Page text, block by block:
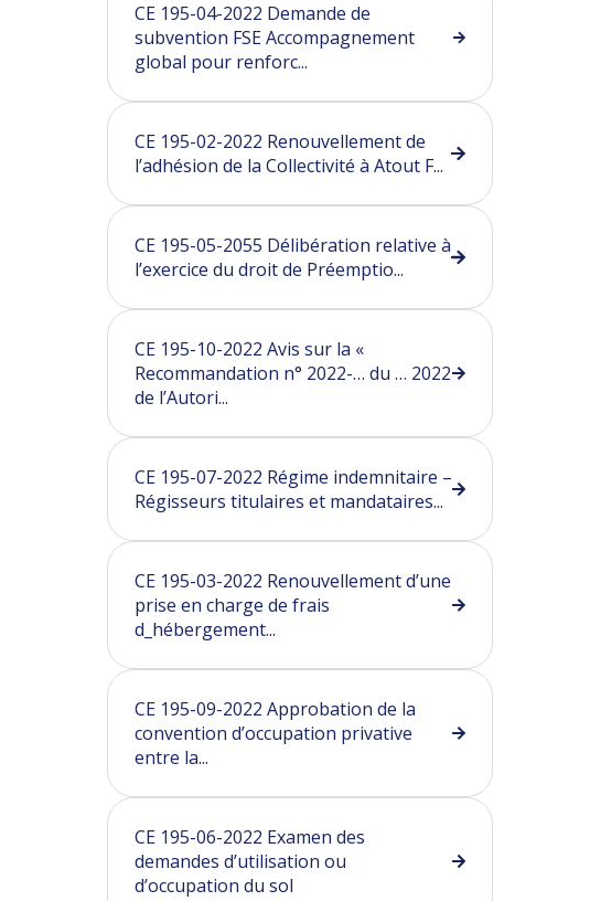
CE 195-04-2022 Demande de
subvention FSE Accompagnement
global pour renforc...
CE 195-02-2022 Renouvellement de
l’adhésion de la Collectivité à Atout F...
CE 195-05-2055 Délibération relative à
l’exercice du droit de Préemptio...
CE 195-10-2022 Avis sur la «
Recommandation n° 2022-… du … 2022
de l’Autori...
CE 195-07-2022 Régime indemnitaire –
Régisseurs titulaires et mandataires...
CE 195-03-2022 Renouvellement d’une
prise en charge de frais
d_hébergement...
CE 195-09-2022 Approbation de la
convention d’occupation privative
entre la...
CE 195-06-2022 Examen des
demandes d’utilisation ou
d’occupation du sol